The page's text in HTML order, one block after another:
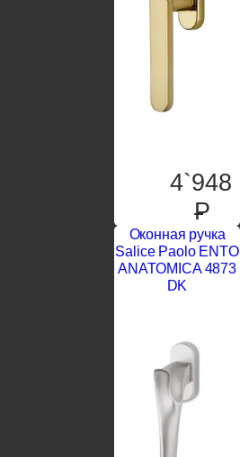
4`948
P
Оконная ручка
Salice Paolo ENTO
ANATOMICA 4873
DK